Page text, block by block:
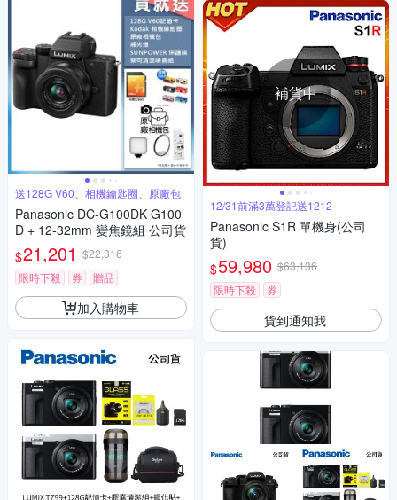
送128G V60、相機鑰匙圈、原廠包
Panasonic DC-G100DK G100
D + 12-32mm 變焦鏡組 公司貨
$21,201 $22,316
限時下殺
券 贈品
加入購物車
補貨中
12/31前滿3萬登記送1212
Panasonic S1R 單機身(公司
貨)
$59,980 $63,136
限時下殺
券
貨到通知我